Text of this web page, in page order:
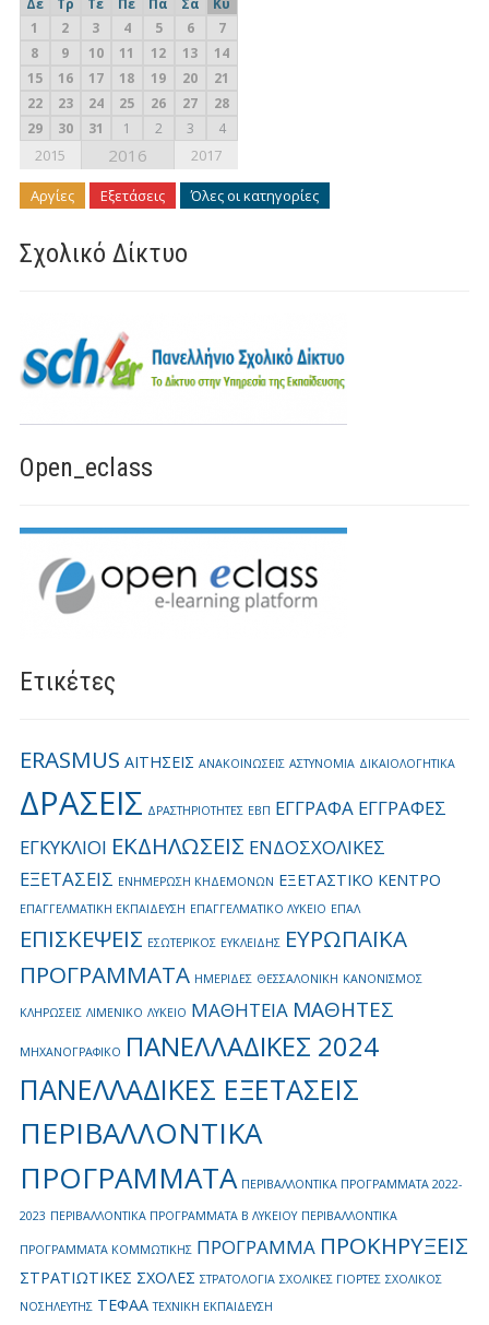
Δε Τρ Τε Πε Πα Σα
Κυ
1
2 3 4 5 6
7
8
9 10 11 12 13
14
15
16 17 18 19 20
21
22
23 24 25 26 27
28
29
30 31 1 2 3 4
2015 2016 2017
Αργίες Εξετάσεις Όλες οι κατηγορίες
Σχολικό Δίκτυο
Open_eclass
Ετικέτες
ERASMUS ΑΙΤΗΣΕΙΣ ΑΝΑΚΟΙΝΩΣΕΙΣ ΑΣΤΥΝΟΜΙΑ ΔΙΚΑΙΟΛΟΓΗΤΙΚΑ
ΔΡΑΣΕΙΣ ΔΡΑΣΤΗΡΙΟΤΗΤΕΣ ΕΒΠ ΕΓΓΡΑΦΑ ΕΓΓΡΑΦΕΣ
ΕΓΚΥΚΛΙΟΙ ΕΚΔΗΛΩΣΕΙΣ ΕΝΔΟΣΧΟΛΙΚΕΣ
ΕΞΕΤΑΣΕΙΣ ΕΝΗΜΕΡΩΣΗ ΚΗΔΕΜΟΝΩΝ ΕΞΕΤΑΣΤΙΚΟ ΚΕΝΤΡΟ
ΕΠΑΓΓΕΛΜΑΤΙΚΗ ΕΚΠΑΙΔΕΥΣΗ ΕΠΑΓΓΕΛΜΑΤΙΚΟ ΛΥΚΕΙΟ ΕΠΑΛ
ΕΠΙΣΚΕΨΕΙΣ ΕΣΩΤΕΡΙΚΟΣ ΕΥΚΛΕΙΔΗΣ ΕΥΡΩΠΑΪΚΑ
ΠΡΟΓΡΑΜΜΑΤΑ ΗΜΕΡΙΔΕΣ ΘΕΣΣΑΛΟΝΙΚΗ ΚΑΝΟΝΙΣΜΟΣ
ΚΛΗΡΩΣΕΙΣ ΛΙΜΕΝΙΚΟ ΛΥΚΕΙΟ ΜΑΘΗΤΕΙΑ ΜΑΘΗΤΕΣ
ΜΗΧΑΝΟΓΡΑΦΙΚΟ ΠΑΝΕΛΛΑΔΙΚΕΣ 2024
ΠΑΝΕΛΛΑΔΙΚΕΣ ΕΞΕΤΑΣΕΙΣ
ΠΕΡΙΒΑΛΛΟΝΤΙΚΑ
ΠΡΟΓΡΑΜΜΑΤΑ ΠΕΡΙΒΑΛΛΟΝΤΙΚΑ ΠΡΟΓΡΑΜΜΑΤΑ 2022-
2023 ΠΕΡΙΒΑΛΛΟΝΤΙΚΑ ΠΡΟΓΡΑΜΜΑΤΑ Β ΛΥΚΕΙΟΥ ΠΕΡΙΒΑΛΛΟΝΤΙΚΑ
ΠΡΟΓΡΑΜΜΑΤΑ ΚΟΜΜΩΤΙΚΗΣ ΠΡΟΓΡΑΜΜΑ ΠΡΟΚΗΡΥΞΕΙΣ
ΣΤΡΑΤΙΩΤΙΚΕΣ ΣΧΟΛΕΣ ΣΤΡΑΤΟΛΟΓΙΑ ΣΧΟΛΙΚΕΣ ΓΙΟΡΤΕΣ ΣΧΟΛΙΚΟΣ
ΝΟΣΗΛΕΥΤΗΣ ΤΕΦΑΑ ΤΕΧΝΙΚΗ ΕΚΠΑΙΔΕΥΣΗ